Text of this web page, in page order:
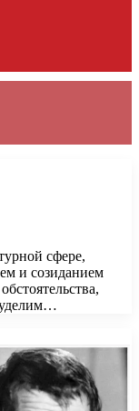
сфере,
и созиданием